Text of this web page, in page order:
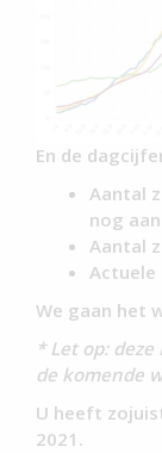
En de
Aantal
nog
Aantal
Actuele
We gaan het
* Let op:
de komende
U heeft
2021.